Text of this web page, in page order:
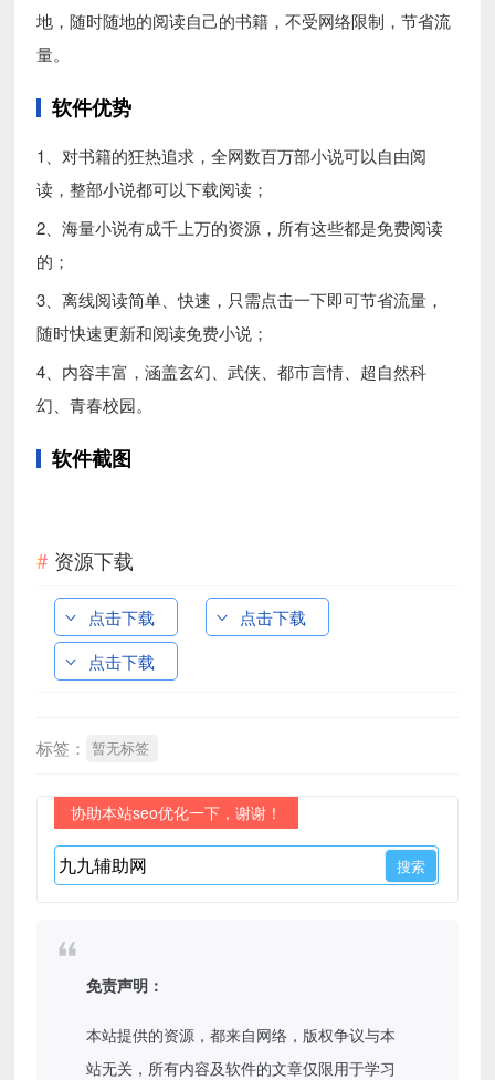
地，随时随地的阅读自己的书籍，不受网络限制，节省流
量。
软件优势
1、对书籍的狂热追求，全网数百万部小说可以自由阅
读，整部小说都可以下载阅读；
2、海量小说有成千上万的资源，所有这些都是免费阅读
的；
3、离线阅读简单、快速，只需点击一下即可节省流量，
随时快速更新和阅读免费小说；
4、内容丰富，涵盖玄幻、武侠、都市言情、超自然科
幻、青春校园。
软件截图
资源下载
点击下载
点击下载
点击下载
标签： 暂无标签
协助本站seo优化一下，谢谢！
免责声明：
本站提供的资源，都来自网络，版权争议与本
站无关，所有内容及软件的文章仅限用于学习